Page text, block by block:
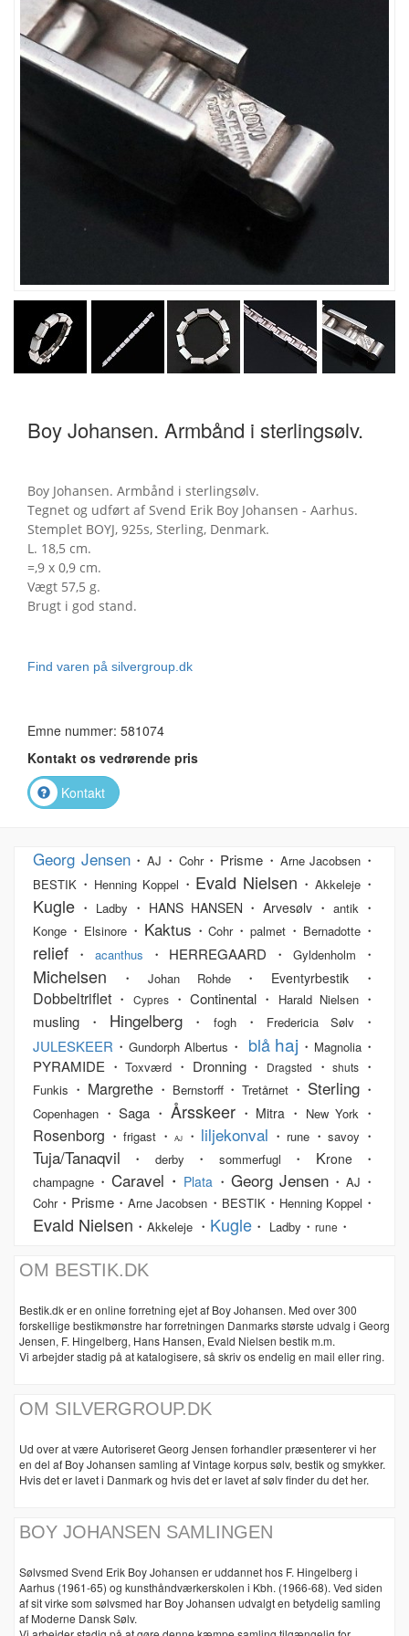
Boy Johansen. Armbånd i sterlingsølv.
Boy Johansen. Armbånd i sterlingsølv.
Tegnet og udført af Svend Erik Boy Johansen - Aarhus.
Stemplet BOYJ, 925s, Sterling, Denmark.
L. 18,5 cm.
=,9 x 0,9 cm.
Vægt 57,5 g.
Brugt i god stand.
Find varen på silvergroup.dk
Emne nummer: 581074
Kontakt os vedrørende pris
Kontakt
Georg Jensen・AJ ・ Cohr・Prisme・ Arne Jacobsen ・
BESTIK ・ Henning Koppel ・ Evald Nielsen ・Akkeleje ・
Kugle ・ Ladby ・ HANS HANSEN ・Arvesølv ・antik ・
Konge ・ Elsinore・ Kaktus ・Cohr・palmet ・ Bernadotte ・
relief ・ acanthus ・HERREGAARD・Gyldenholm ・
Michelsen ・ Johan Rohde・ Eventyrbestik ・
Dobbeltriflet ・ Cypres・Continental・ Harald Nielsen・
musling・ Hingelberg ・ fogh・ Fredericia Sølv・
JULESKEER ・ Gundorph Albertus ・ blå haj ・ Magnolia ・
PYRAMIDE・Toxværd ・Dronning・ Dragsted ・shuts ・
Funkis ・ Margrethe・ Bernstorff・Tretårnet ・ Sterling ・
Copenhagen ・Saga・ Årsskeer・ Mitra ・ New York ・
Rosenborg ・frigast ・AJ ・ liljekonval ・ rune ・savoy ・
Tuja/Tanaqvil ・ derby ・ sommerfugl ・ Krone・
champagne ・Caravel・ Plata ・ Georg Jensen・ AJ ・
Cohr・Prisme・Arne Jacobsen ・ BESTIK・ Henning Koppel ・
Evald Nielsen ・ Akkeleje ・ Kugle ・ Ladby ・ rune ・
OM BESTIK.DK
Bestik.dk er en online forretning ejet af Boy Johansen. Med over 300
forskellige bestikmønstre har forretningen Danmarks største udvalg i Georg
Jensen, F. Hingelberg, Hans Hansen, Evald Nielsen bestik m.m.
Vi arbejder stadig på at katalogisere, så skriv os endelig en mail eller ring.
OM SILVERGROUP.DK
Ud over at være Autoriseret Georg Jensen forhandler præsenterer vi her
en del af Boy Johansen samling af Vintage korpus sølv, bestik og smykker.
Hvis det er lavet i Danmark og hvis det er lavet af sølv finder du det her.
BOY JOHANSEN SAMLINGEN
Sølvsmed Svend Erik Boy Johansen er uddannet hos F. Hingelberg i
Aarhus (1961-65) og kunsthåndværkerskolen i Kbh. (1966-68). Ved siden
af sit virke som sølvsmed har Boy Johansen udvalgt en betydelig samling
af Moderne Dansk Sølv.